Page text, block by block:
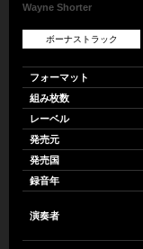
Wayne Shorter
ボーナストラック
フォーマット
組み枚数
レーベル
発売元
発売国
録音年
演奏者